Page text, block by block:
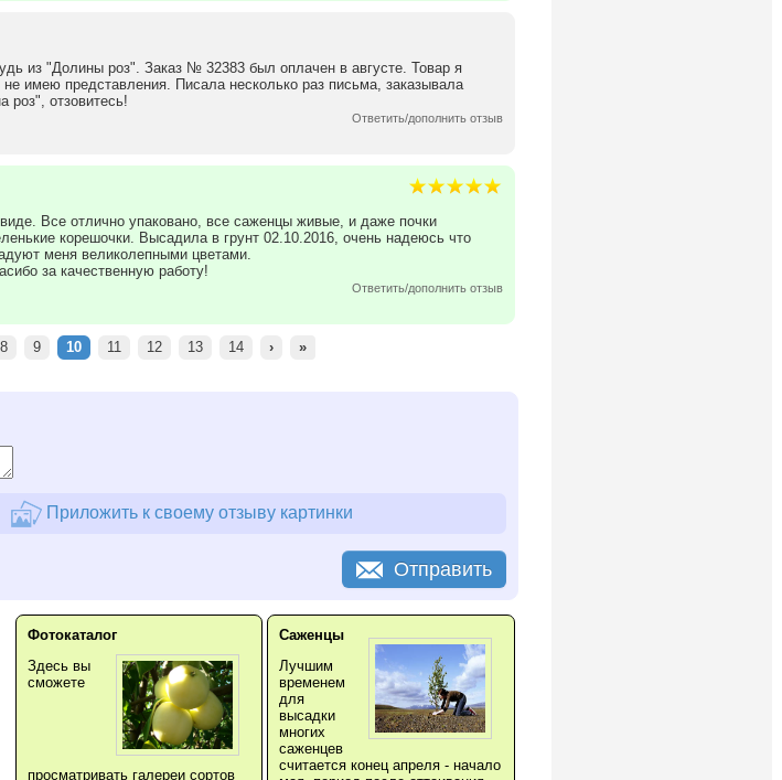
из "Долины роз". Заказ № 32383 был оплачен в августе. Товар я
имею представления. Писала несколько раз письма, заказывала
роз", отзовитесь!
Ответить/дополнить отзыв
Все отлично упаковано, все саженцы живые, и даже почки
корешочки. Высадила в грунт 02.10.2016, очень надеюсь что
меня великолепными цветами.
за качественную работу!
Ответить/дополнить отзыв
8 9 10 11 12 13 14 › »
Приложить к своему отзыву картинки
Отправить
Фотокаталог
Здесь вы
сможете
просматривать галереи сортов
Саженцы
Лучшим
временем
для
высадки
многих
саженцев
считается конец апреля - начало